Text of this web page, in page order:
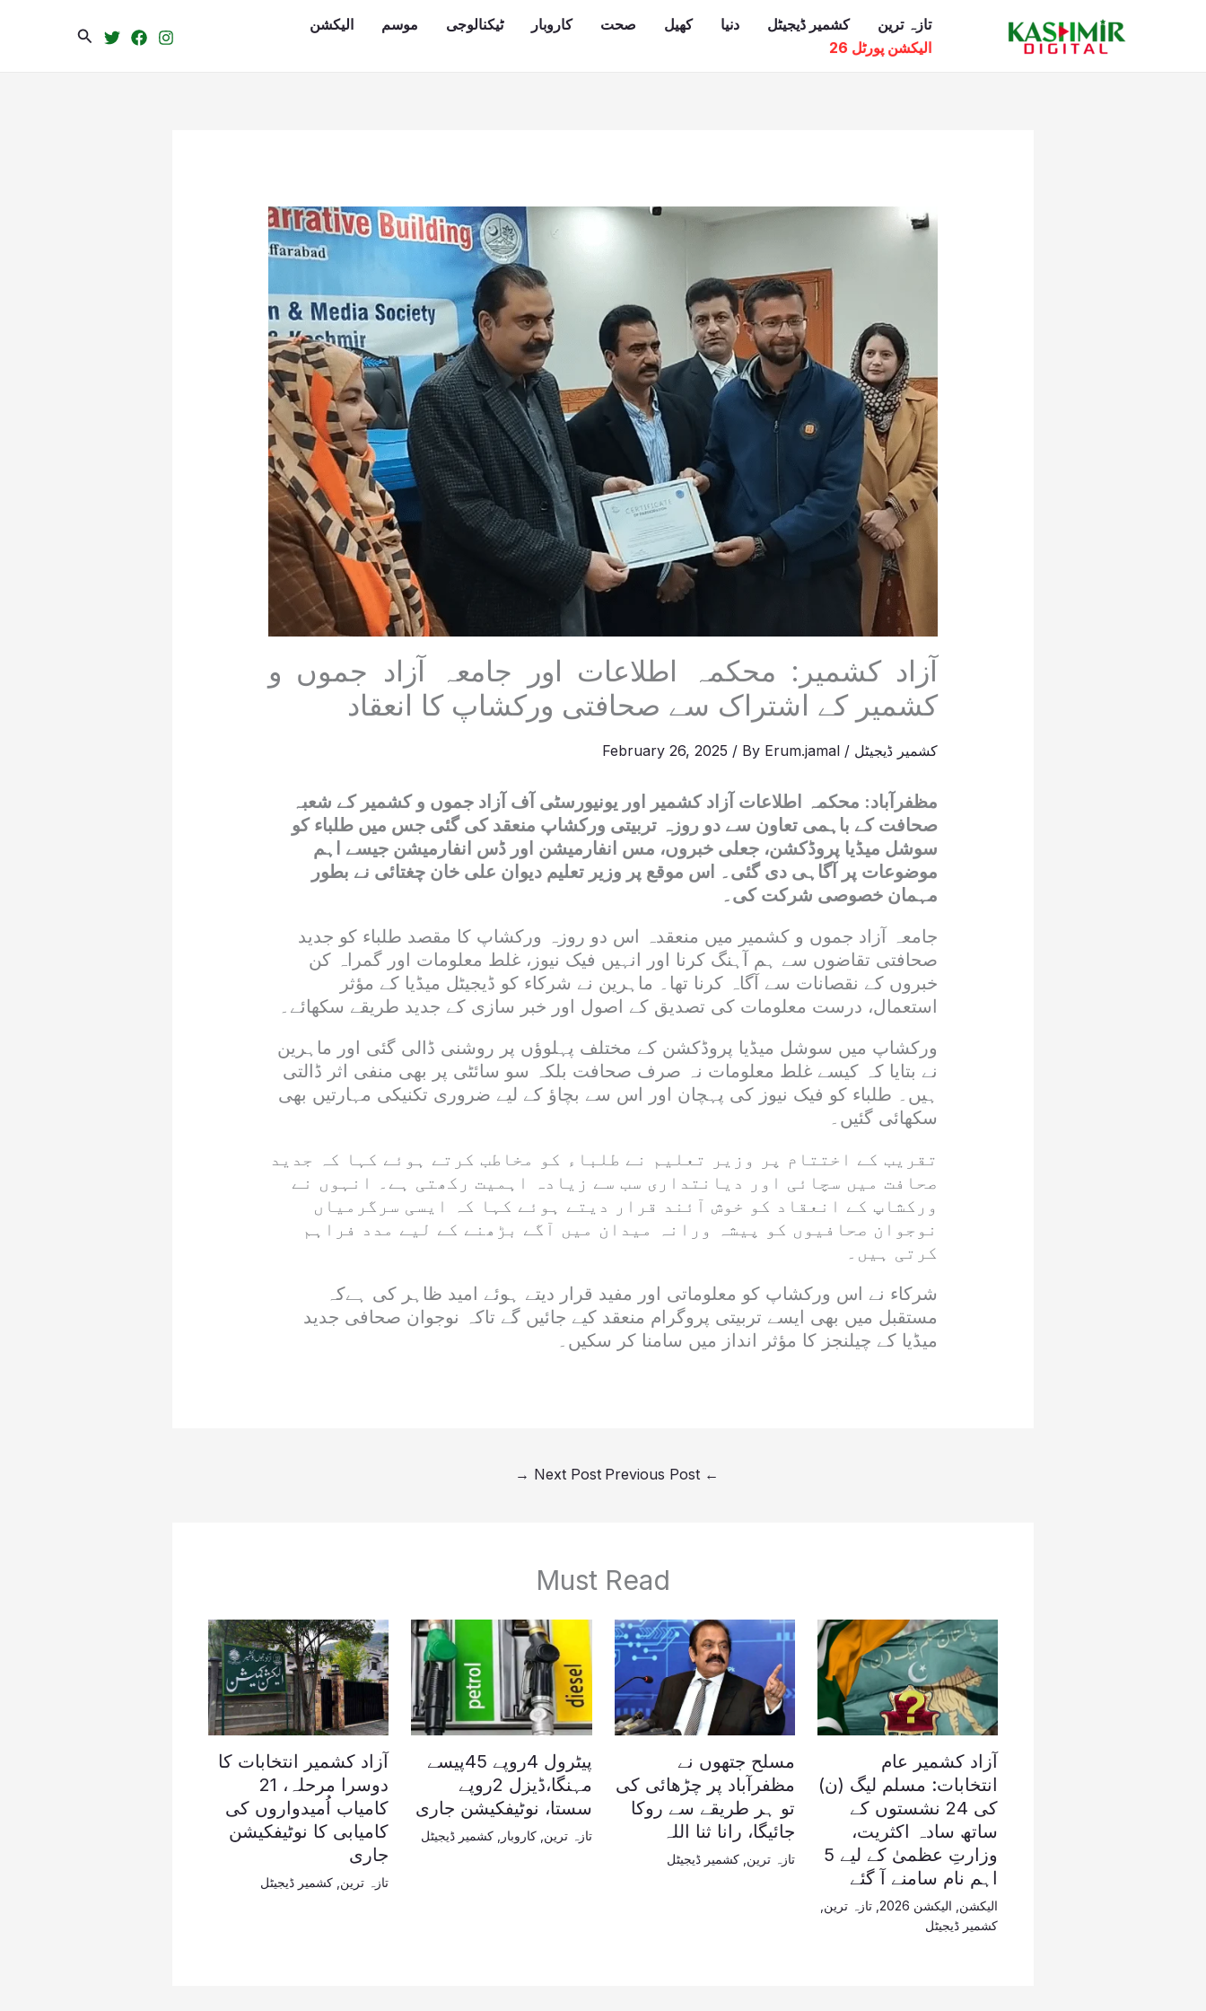
تازہ ترین کشمیر ڈیجیٹل دنیا کھیل صحت کاروبار ٹیکنالوجی موسم
الیکشن
الیکشن پورٹل 26
Search
آزاد کشمیر: محکمہ اطلاعات اور جامعہ آزاد جموں و
کشمیر کے اشتراک سے صحافتی ورکشاپ کا انعقاد
کشمیر ڈیجیٹل /
February 26, 2025 / By Erum.jamal
مظفرآباد: محکمہ اطلاعات آزاد کشمیر اور یونیورسٹی آف آزاد جموں و کشمیر کے شعبہ
صحافت کے باہمی تعاون سے دو روزہ تربیتی ورکشاپ منعقد کی گئی جس میں طلباء کو
سوشل میڈیا پروڈکشن، جعلی خبروں، مس انفارمیشن اور ڈس انفارمیشن جیسے اہم
موضوعات پر آگاہی دی گئی۔ اس موقع پر وزیر تعلیم دیوان علی خان چغتائی نے بطور
مہمان خصوصی شرکت کی۔
جامعہ آزاد جموں و کشمیر میں منعقدہ اس دو روزہ ورکشاپ کا مقصد طلباء کو جدید
صحافتی تقاضوں سے ہم آہنگ کرنا اور انہیں فیک نیوز، غلط معلومات اور گمراہ کن
خبروں کے نقصانات سے آگاہ کرنا تھا۔ ماہرین نے شرکاء کو ڈیجیٹل میڈیا کے مؤثر
استعمال، درست معلومات کی تصدیق کے اصول اور خبر سازی کے جدید طریقے سکھائے۔
ورکشاپ میں سوشل میڈیا پروڈکشن کے مختلف پہلوؤں پر روشنی ڈالی گئی اور ماہرین
نے بتایا کہ کیسے غلط معلومات نہ صرف صحافت بلکہ سو سائٹی پر بھی منفی اثر ڈالتی
ہیں۔ طلباء کو فیک نیوز کی پہچان اور اس سے بچاؤ کے لیے ضروری تکنیکی مہارتیں بھی
سکھائی گئیں۔
تقریب کے اختتام پر وزیر تعلیم نے طلباء کو مخاطب کرتے ہوئے کہا کہ جدید
صحافت میں سچائی اور دیانتداری سب سے زیادہ اہمیت رکھتی ہے۔ انہوں نے
ورکشاپ کے انعقاد کو خوش آئند قرار دیتے ہوئے کہا کہ ایسی سرگرمیاں
نوجوان صحافیوں کو پیشہ ورانہ میدان میں آگے بڑھنے کے لیے مدد فراہم
کرتی ہیں۔
شرکاء نے اس ورکشاپ کو معلوماتی اور مفید قرار دیتے ہوئے امید ظاہر کی ہےکہ
مستقبل میں بھی ایسے تربیتی پروگرام منعقد کیے جائیں گے تاکہ نوجوان صحافی جدید
میڈیا کے چیلنجز کا مؤثر انداز میں سامنا کر سکیں۔
←
Next Post
→
Must Read
آزاد کشمیر عام
انتخابات: مسلم لیگ (ن)
کی 24 نشستوں کے
ساتھ سادہ اکثریت،
وزارتِ عظمیٰ کے لیے 5
اہم نام سامنے آ گئے
الیکشن الیکشن 2026 تازہ ترین
کشمیر ڈیجیٹل
مسلح جتھوں نے
مظفرآباد پر چڑھائی کی
تو ہر طریقے سے روکا
جائیگا، رانا ثنا اللہ
تازہ ترین ,کشمیر ڈیجیٹل
پیٹرول 4روپے 45پیسے
مہنگا،ڈیزل 2روپے
سستا، نوٹیفکیشن جاری
تازہ ترین ,کاروبار ,کشمیر ڈیجیٹل
آزاد کشمیر انتخابات کا
دوسرا مرحلہ، 21
کامیاب اُمیدواروں کی
کامیابی کا نوٹیفکیشن
جاری
تازہ ترین کشمیر ڈیجیٹل